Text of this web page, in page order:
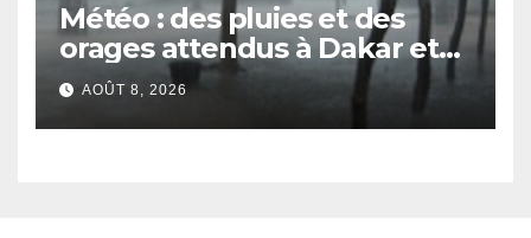
Météo : des pluies et des
orages attendus à Dakar et
dans plusieurs localités ce
samedi
AOÛT 8, 2026